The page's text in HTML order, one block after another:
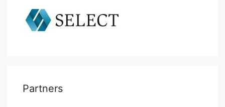
Partners